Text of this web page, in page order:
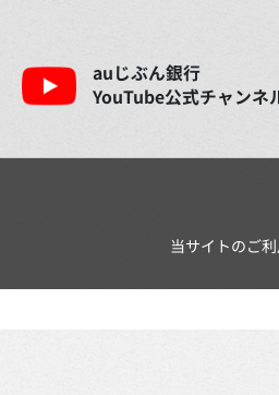
auじぶん銀行
YouTube公式チャンネ
当サイトのご